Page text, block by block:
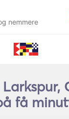
nemmere
få